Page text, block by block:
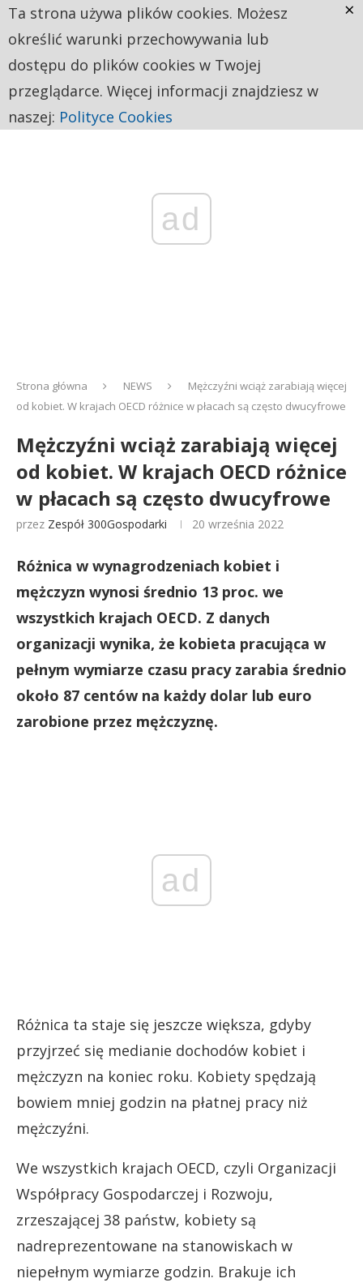
ad
Strona główna NEWS
Mężczyźni wciąż zarabiają więcej
od kobiet. W krajach OECD różnice w płacach są często dwucyfrowe
Mężczyźni wciąż zarabiają więcej
od kobiet. W krajach OECD różnice
w płacach są często dwucyfrowe
przez Zespół 300Gospodarki 20 września 2022
Różnica w wynagrodzeniach kobiet i
mężczyzn wynosi średnio 13 proc. we
wszystkich krajach OECD. Z danych
organizacji wynika, że kobieta pracująca w
pełnym wymiarze czasu pracy zarabia średnio
około 87 centów na każdy dolar lub euro
zarobione przez mężczyznę.
ad
Różnica ta staje się jeszcze większa, gdyby
przyjrzeć się medianie dochodów kobiet i
mężczyzn na koniec roku. Kobiety spędzają
bowiem mniej godzin na płatnej pracy niż
mężczyźni.
We wszystkich krajach OECD, czyli Organizacji
Współpracy Gospodarczej i Rozwoju,
zrzeszającej 38 państw, kobiety są
nadreprezentowane na stanowiskach w
niepełnym wymiarze godzin. Brakuje ich
Ta strona używa plików cookies. Możesz
określić warunki przechowywania lub
dostępu do plików cookies w Twojej
przeglądarce. Więcej informacji znajdziesz w
naszej: Polityce Cookies
×